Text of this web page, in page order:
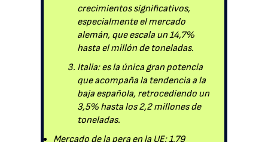
crecimientos significativos,
especialmente el mercado
alemán, que escala un 14,7%
hasta el millón de toneladas.
Italia: es la única gran potencia
que acompaña la tendencia a la
baja española, retrocediendo un
3,5% hasta los 2,2 millones de
toneladas.
Mercado de la pera en la UE: 1,79